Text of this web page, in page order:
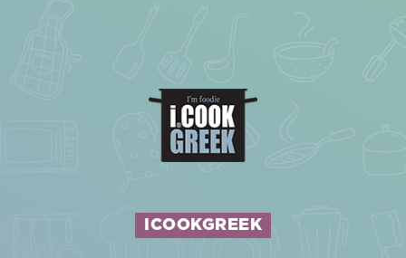
ICOOKGREEK